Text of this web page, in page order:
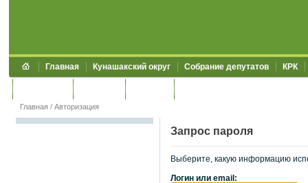
Главная Кунашакский округ Собрание депутатов КРК
Главная / Авторизация
Запрос пароля
Выберите, какую информацию
Логин или email: